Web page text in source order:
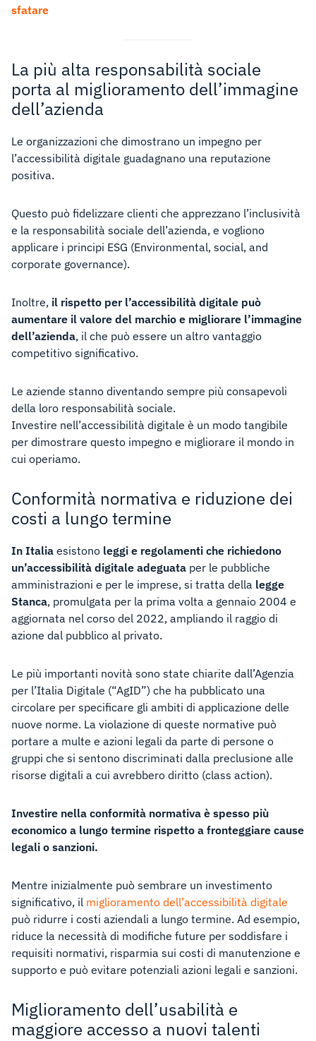
sfatare
La più alta responsabilità sociale
porta al miglioramento dell’immagine
dell’azienda
Le organizzazioni che dimostrano un impegno per
l’accessibilità digitale guadagnano una reputazione
positiva.
Questo può fidelizzare clienti che apprezzano l’inclusività
e la responsabilità sociale dell’azienda, e vogliono
applicare i principi ESG (Environmental, social, and
corporate governance).
Inoltre, il rispetto per l’accessibilità digitale può
aumentare il valore del marchio e migliorare l’immagine
dell’azienda, il che può essere un altro vantaggio
competitivo significativo.
Le aziende stanno diventando sempre più consapevoli
della loro responsabilità sociale.
Investire nell’accessibilità digitale è un modo tangibile
per dimostrare questo impegno e migliorare il mondo in
cui operiamo.
Conformità normativa e riduzione dei
costi a lungo termine
In Italia esistono leggi e regolamenti che richiedono
un’accessibilità digitale adeguata per le pubbliche
amministrazioni e per le imprese, si tratta della legge
Stanca, promulgata per la prima volta a gennaio 2004 e
aggiornata nel corso del 2022, ampliando il raggio di
azione dal pubblico al privato.
Le più importanti novità sono state chiarite dall’Agenzia
per l’Italia Digitale (“AgID”) che ha pubblicato una
circolare per specificare gli ambiti di applicazione delle
nuove norme. La violazione di queste normative può
portare a multe e azioni legali da parte di persone o
gruppi che si sentono discriminati dalla preclusione alle
risorse digitali a cui avrebbero diritto (class action).
Investire nella conformità normativa è spesso più
economico a lungo termine rispetto a fronteggiare cause
legali o sanzioni.
Mentre inizialmente può sembrare un investimento
significativo, il miglioramento dell’accessibilità digitale
può ridurre i costi aziendali a lungo termine. Ad esempio,
riduce la necessità di modifiche future per soddisfare i
requisiti normativi, risparmia sui costi di manutenzione e
supporto e può evitare potenziali azioni legali e sanzioni.
Miglioramento dell’usabilità e
maggiore accesso a nuovi talenti